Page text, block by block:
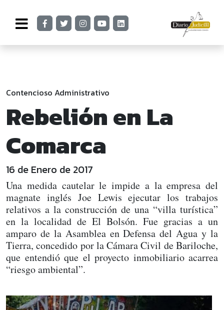
Contencioso Administrativo
Rebelión en La
Comarca
16 de Enero de 2017
Una medida cautelar le impide a la empresa del
magnate inglés Joe Lewis ejecutar los trabajos
relativos a la construcción de una “villa turística”
en la localidad de El Bolsón. Fue gracias a un
amparo de la Asamblea en Defensa del Agua y la
Tierra, concedido por la Cámara Civil de Bariloche,
que entendió que el proyecto inmobiliario acarrea
“riesgo ambiental”.